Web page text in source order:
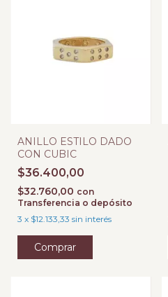
ANILLO ESTILO DADO
CON CUBIC
$36.400,00
$32.760,00 con
Transferencia o depósito
3 x $12.133,33 sin interés
Comprar